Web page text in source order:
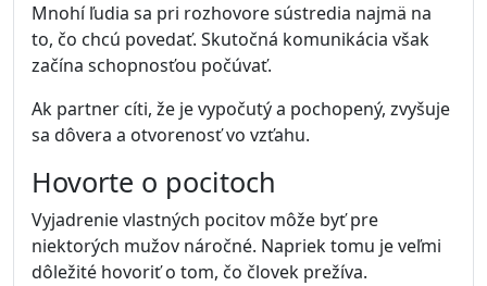
Mnohí ľudia sa pri rozhovore sústredia najmä na
to, čo chcú povedať. Skutočná komunikácia však
začína schopnosťou počúvať.
Ak partner cíti, že je vypočutý a pochopený, zvyšuje
sa dôvera a otvorenosť vo vzťahu.
Hovorte o pocitoch
Vyjadrenie vlastných pocitov môže byť pre
niektorých mužov náročné. Napriek tomu je veľmi
dôležité hovoriť o tom, čo človek prežíva.